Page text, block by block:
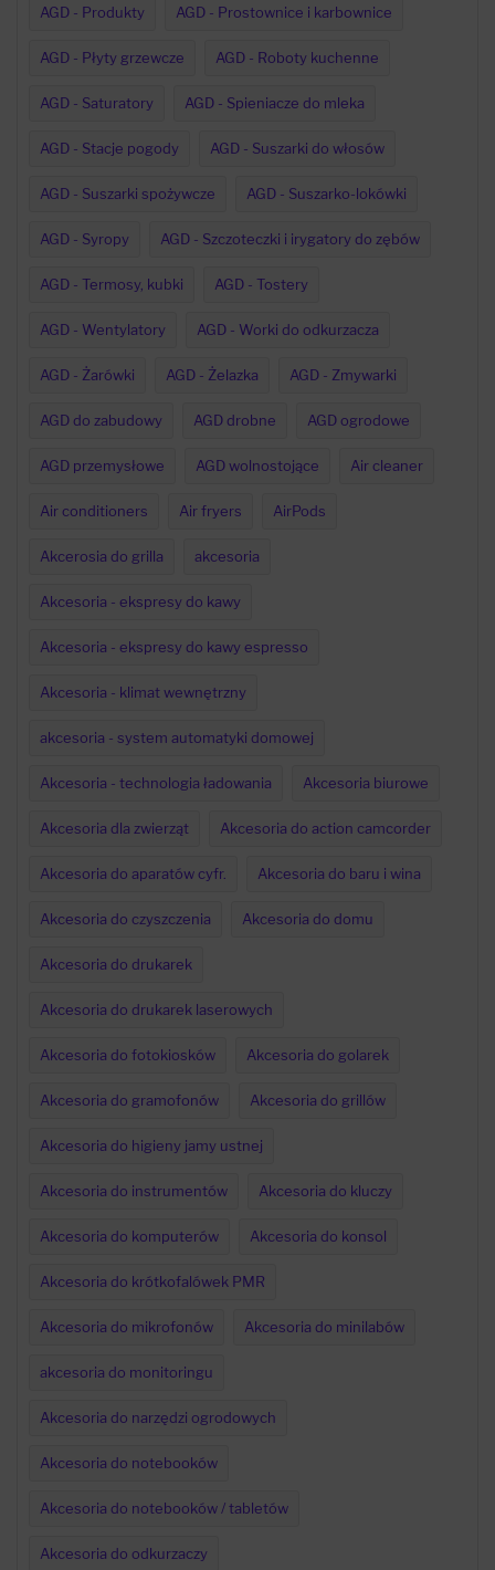
AGD - Produkty AGD - Prostownice i karbownice
AGD - Płyty grzewcze AGD - Roboty kuchenne
AGD - Saturatory AGD - Spieniacze do mleka
AGD - Stacje pogody AGD - Suszarki do włosów
AGD - Suszarki spożywcze AGD - Suszarko-lokówki
AGD - Syropy AGD - Szczoteczki i irygatory do zębów
AGD - Termosy, kubki AGD - Tostery
AGD - Wentylatory AGD - Worki do odkurzacza
AGD - Żarówki AGD - Żelazka AGD - Zmywarki
AGD do zabudowy AGD drobne AGD ogrodowe
AGD przemysłowe AGD wolnostojące Air cleaner
Air conditioners Air fryers AirPods
Akcerosia do grilla akcesoria
Akcesoria - ekspresy do kawy
Akcesoria - ekspresy do kawy espresso
Akcesoria - klimat wewnętrzny
akcesoria - system automatyki domowej
Akcesoria - technologia ładowania Akcesoria biurowe
Akcesoria dla zwierząt Akcesoria do action camcorder
Akcesoria do aparatów cyfr. Akcesoria do baru i wina
Akcesoria do czyszczenia Akcesoria do domu
Akcesoria do drukarek
Akcesoria do drukarek laserowych
Akcesoria do fotokiosków Akcesoria do golarek
Akcesoria do gramofonów Akcesoria do grillów
Akcesoria do higieny jamy ustnej
Akcesoria do instrumentów Akcesoria do kluczy
Akcesoria do komputerów Akcesoria do konsol
Akcesoria do krótkofalówek PMR
Akcesoria do mikrofonów Akcesoria do minilabów
akcesoria do monitoringu
Akcesoria do narzędzi ogrodowych
Akcesoria do notebooków
Akcesoria do notebooków / tabletów
Akcesoria do odkurzaczy